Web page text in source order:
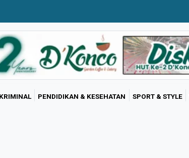
PENDIDIKAN & KESEHATAN SPORT & STYLE